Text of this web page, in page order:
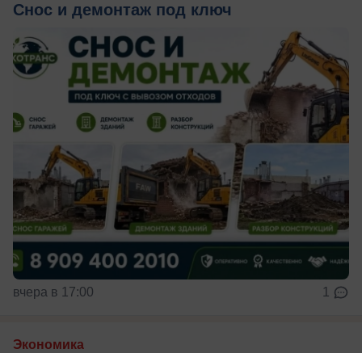
Снос и демонтаж под ключ
вчера в 17:00 1
Экономика